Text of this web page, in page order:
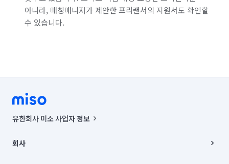
아니라, 매칭매니저가 제안한 프리랜서의 지원서도 확인할
수 있습니다.
유한회사 미소 사업자 정보
00019 |
회사